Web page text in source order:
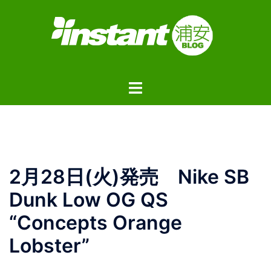
ト
ー
2月28日(火)発売 Nike SB
Dunk Low OG QS
“Concepts Orange
Lobster”